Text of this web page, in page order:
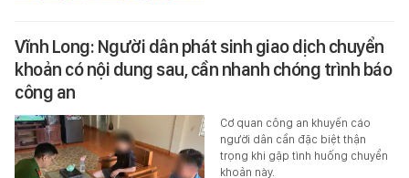
Vĩnh Long: Người dân phát sinh giao dịch chuyển
khoản có nội dung sau, cần nhanh chóng trình báo
công an
Cơ quan công an khuyến cáo
người dân cần đặc biệt thận
trọng khi gặp tình huống chuyển
khoản này.